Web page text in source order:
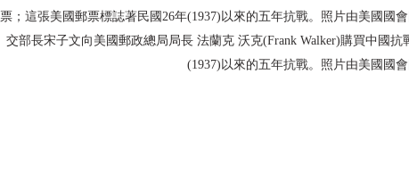
票；這張美國郵票標誌著民國26年(1937)以來的五年抗戰。照片由美國國
交部長宋子文向美國郵政總局局長 法蘭克 沃克(Frank Walker)購買中國
(1937)以來的五年抗戰。照片由美國國